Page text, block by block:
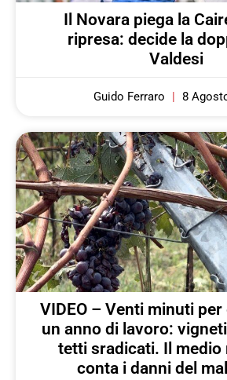
Il Novara piega la
ripresa: decide la
Valdesi
Guido Ferraro 8
VIDEO – Venti minuti
un anno di lavoro:
tetti sradicati. Il medio
conta i danni del